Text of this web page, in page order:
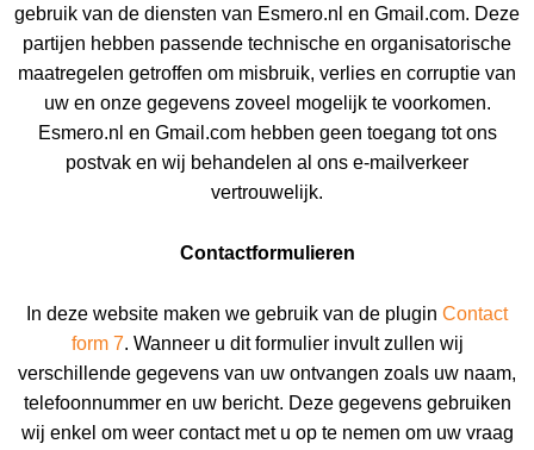
gebruik van de diensten van Esmero.nl en Gmail.com. Deze
partijen hebben passende technische en organisatorische
maatregelen getroffen om misbruik, verlies en corruptie van
uw en onze gegevens zoveel mogelijk te voorkomen.
Esmero.nl en Gmail.com hebben geen toegang tot ons
postvak en wij behandelen al ons e-mailverkeer
vertrouwelijk.
Contactformulieren
In deze website maken we gebruik van de plugin Contact
form 7. Wanneer u dit formulier invult zullen wij
verschillende gegevens van uw ontvangen zoals uw naam,
telefoonnummer en uw bericht. Deze gegevens gebruiken
wij enkel om weer contact met u op te nemen om uw vraag